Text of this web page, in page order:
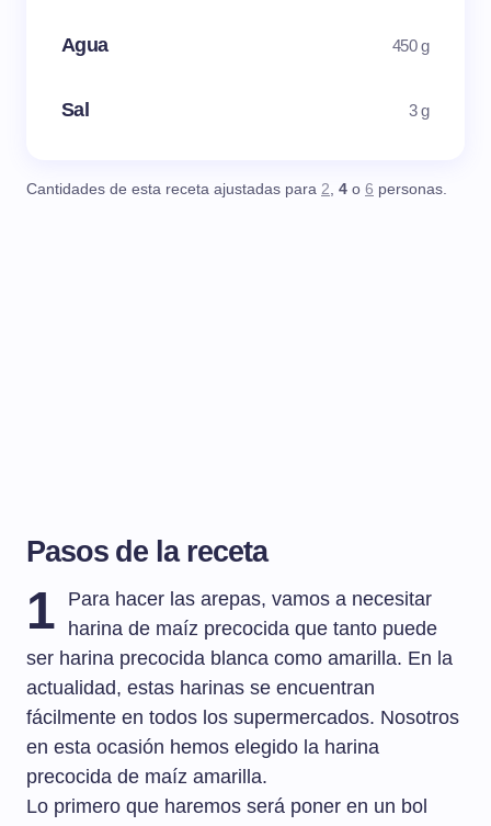
Agua 450 g
Sal 3 g
Cantidades de esta receta ajustadas para 2, 4 o 6 personas.
Pasos de la receta
1
Para hacer las arepas, vamos a necesitar
harina de maíz precocida que tanto puede
ser harina precocida blanca como amarilla. En la
actualidad, estas harinas se encuentran
fácilmente en todos los supermercados. Nosotros
en esta ocasión hemos elegido la harina
precocida de maíz amarilla.
Lo primero que haremos será poner en un bol